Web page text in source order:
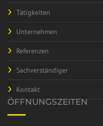
Tätigkeiten
Unternehmen
Referenzen
Sachverständiger
Kontakt
ÖFFNUNGSZEITEN